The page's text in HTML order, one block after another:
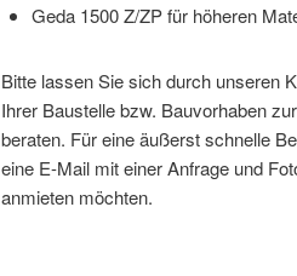
Geda 1500 Z/ZP für höheren
Bitte lassen Sie sich durch unseren
Ihrer Baustelle bzw. Bauvorhaben
beraten. Für eine äußerst schnelle
eine E-Mail mit einer Anfrage und
anmieten möchten.